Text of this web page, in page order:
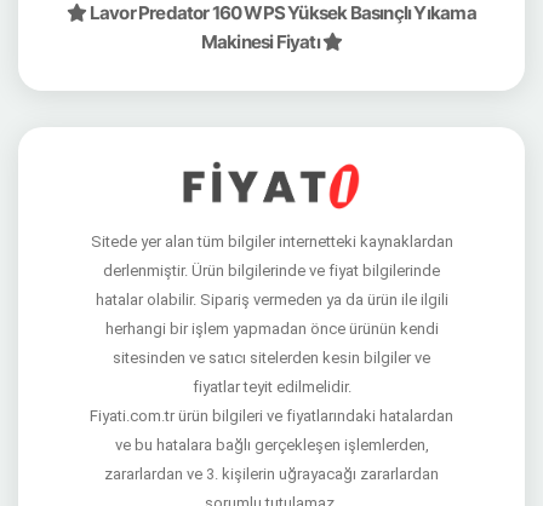
Lavor Predator 160 WPS Yüksek Basınçlı Yıkama
Makinesi Fiyatı
Sitede yer alan tüm bilgiler internetteki kaynaklardan
derlenmiştir. Ürün bilgilerinde ve fiyat bilgilerinde
hatalar olabilir. Sipariş vermeden ya da ürün ile ilgili
herhangi bir işlem yapmadan önce ürünün kendi
sitesinden ve satıcı sitelerden kesin bilgiler ve
fiyatlar teyit edilmelidir.
Fiyati.com.tr ürün bilgileri ve fiyatlarındaki hatalardan
ve bu hatalara bağlı gerçekleşen işlemlerden,
zararlardan ve 3. kişilerin uğrayacağı zararlardan